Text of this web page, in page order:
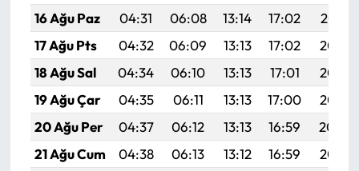
16 Ağu Paz
04:31 06:08 13:14 17:02
20:10
17 Ağu Pts
04:32 06:09 13:13 17:02
20:08
18 Ağu Sal
04:34 06:10 13:13 17:01
20:07
19 Ağu Çar
04:35 06:11 13:13 17:00
20:05
20 Ağu Per
04:37 06:12 13:13 16:59
20:04
21 Ağu Cum
04:38 06:13 13:12 16:59
20:02